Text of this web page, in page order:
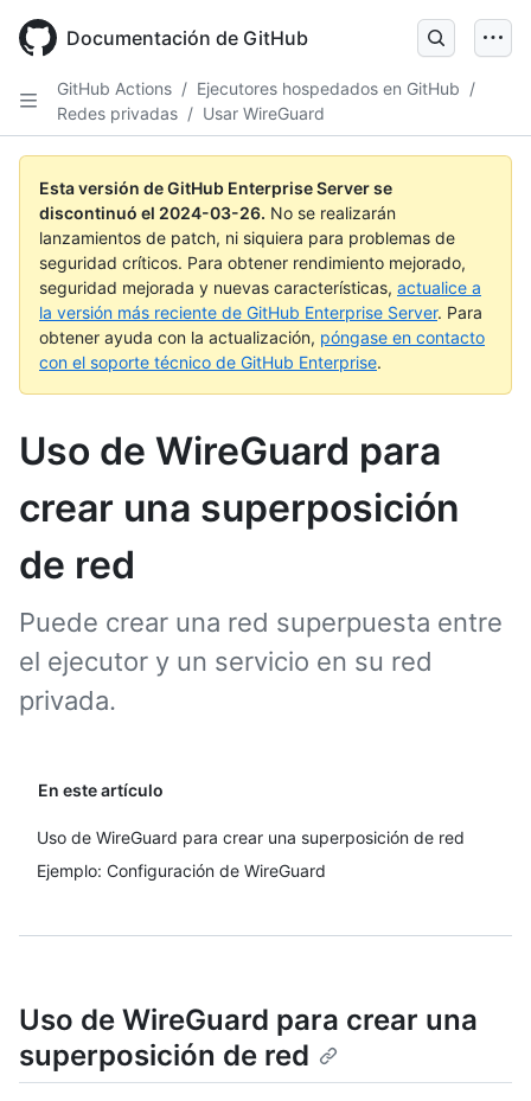
main
Documentación de GitHub
GitHub Actions / Ejecutores hospedados en GitHub /
Redes privadas / Usar WireGuard
Esta versión de GitHub Enterprise Server se
discontinuó el 2024-03-26. No se realizarán
lanzamientos de patch, ni siquiera para problemas de
seguridad críticos. Para obtener rendimiento mejorado,
seguridad mejorada y nuevas características, actualice a
la versión más reciente de GitHub Enterprise Server. Para
obtener ayuda con la actualización, póngase en contacto
con el soporte técnico de GitHub Enterprise.
Uso de WireGuard para
crear una superposición
de red
Puede crear una red superpuesta entre
el ejecutor y un servicio en su red
privada.
En este artículo
Uso de WireGuard para crear una superposición de red
Ejemplo: Configuración de WireGuard
Uso de WireGuard para crear una
superposición de red